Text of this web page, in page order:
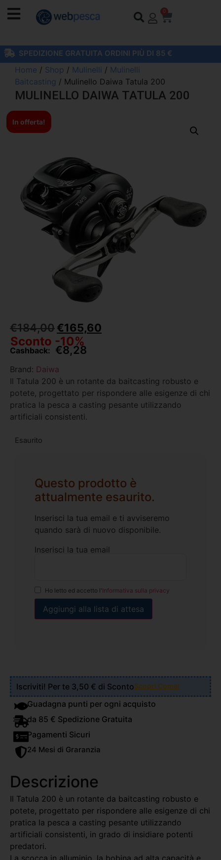
0
SPEDIZIONE GRATUITA ORDINI PIÙ DI 85 €
Home / Shop / Mulinelli / Mulinelli
Baitcasting / Mulinello Daiwa Tatula 200
MULINELLO DAIWA TATULA 200
In offerta!
€184,00€165,60
Sconto -10%
Cashback: €8,28
Brand: Daiwa
Il Tatula 200 è un rotante da baitcasting robusto e
potete, progettato per rispondere alle esigenze di chi
pratica la pesca a casting pesante utilizzando
artificiali consistenti.
Esaurito
Questo prodotto è
attualmente esaurito.
Inserisci la tua email e ti avviseremo
quando sarà di nuovo disponibile.
Inserisci la tua email
Ho letto ed accetto l'Informativa sulla privacy
Iscriviti! Per te 3,50 € di ScontoScopri Come!
Guadagna punti per ogni acquisto
da 85 € Spedizione Gratuita
Pagamenti Sicuri
24 Mesi di Graranzia
Descrizione
Il Tatula 200 è un rotante da baitcasting robusto e
potete, progettato per rispondere alle esigenze di chi
pratica la pesca a casting pesante utilizzando
artificiali consistenti, in grado di insidiare potenti
predatori.